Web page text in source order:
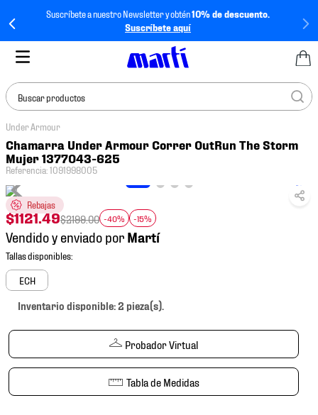
Suscríbete a nuestro Newsletter y obtén10% de descuento.
Suscríbete aquí
Buscar productos
Under Armour
Chamarra Under Armour Correr OutRun The Storm
Mujer 1377043-625
Referencia:1091998005
Rebajas
$1121.49$2199.00 -40% -15%
Vendido y enviado por
ECH
Inventario disponible: 2 pieza(s).
Probador Virtual
Tabla de Medidas
TÉRMINOS MÁS
BUSCADOS
1.
tenis mujer
2.
tenis hombre
3.
tenis
4
tenis futbol
.
jersey
6.
mochila
10. tenis nike